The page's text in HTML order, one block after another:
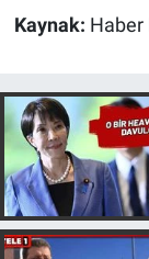
Kaynak: Haber
Günün
Haber
İlan